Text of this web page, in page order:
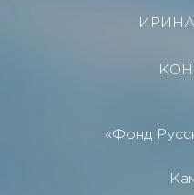
«Фонд